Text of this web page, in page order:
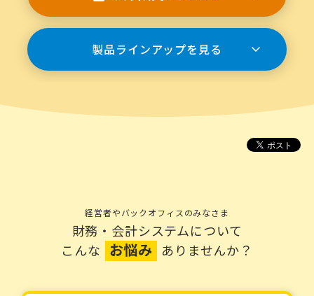
製品ラインアップを見る
経営者やバックオフィスのみなさま
財務・会計システムについて
こんな お悩み ありませんか？